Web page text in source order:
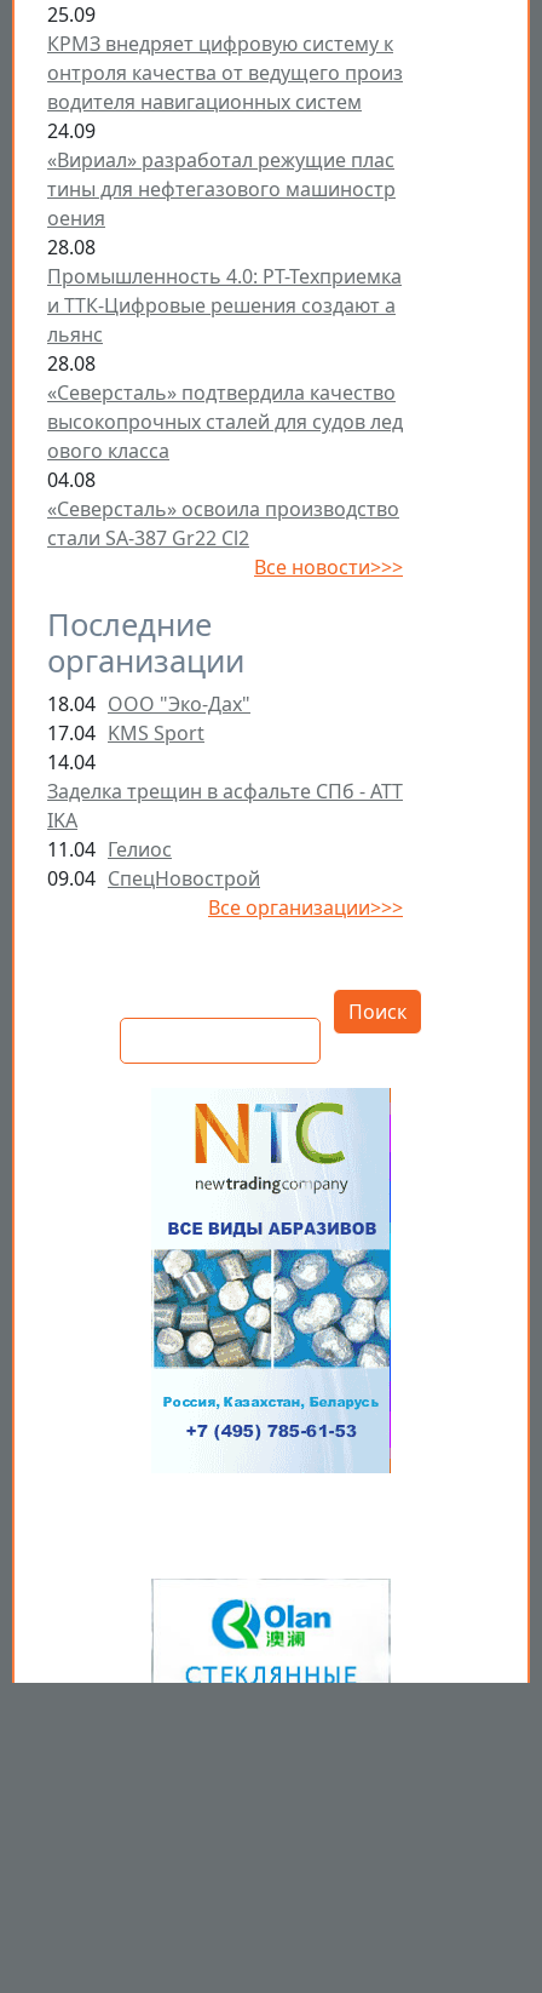
25.09
КРМЗ внедряет цифровую систему к
онтроля качества от ведущего произ
водителя навигационных систем
24.09
«Вириал» разработал режущие плас
тины для нефтегазового машиностр
оения
28.08
Промышленность 4.0: РТ-Техприемка
и ТТК-Цифровые решения создают а
льянс
28.08
«Северсталь» подтвердила качество
высокопрочных сталей для судов лед
ового класса
04.08
«Северсталь» освоила производство
стали SA-387 Gr22 Cl2
Все новости>>>
Последние
организации
18.04 ООО "Эко-Дах"
17.04 KMS Sport
14.04
Заделка трещин в асфальте СПб - ATT
IKA
11.04 Гелиос
09.04 СпецНовострой
Все организации>>>